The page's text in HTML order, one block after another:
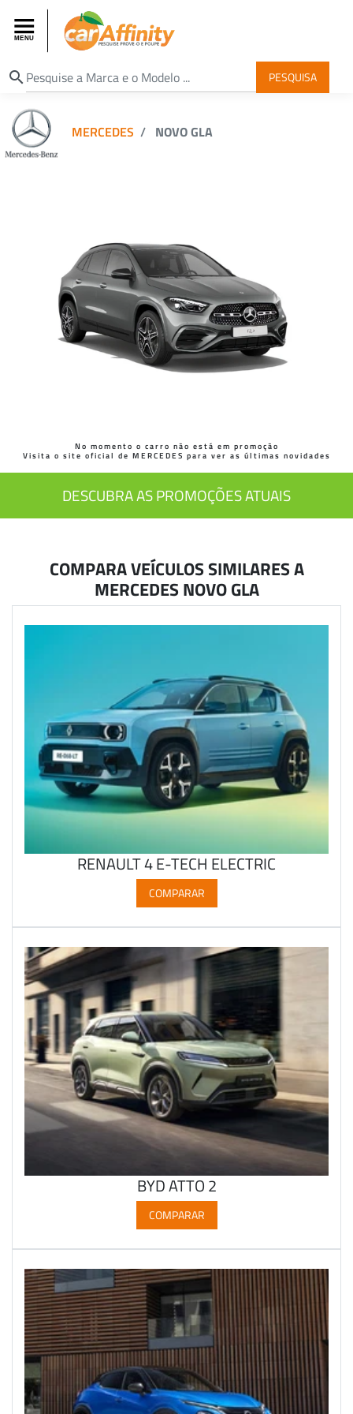
search PESQUISA
MERCEDES NOVO GLA
No momento o carro não está em promoção
Visita o site oficial de MERCEDES para ver as últimas novidades
DESCUBRA AS PROMOÇÕES ATUAIS
COMPARA VEÍCULOS SIMILARES A
MERCEDES NOVO GLA
RENAULT 4 E-TECH ELECTRIC
COMPARAR
BYD ATTO 2
COMPARAR